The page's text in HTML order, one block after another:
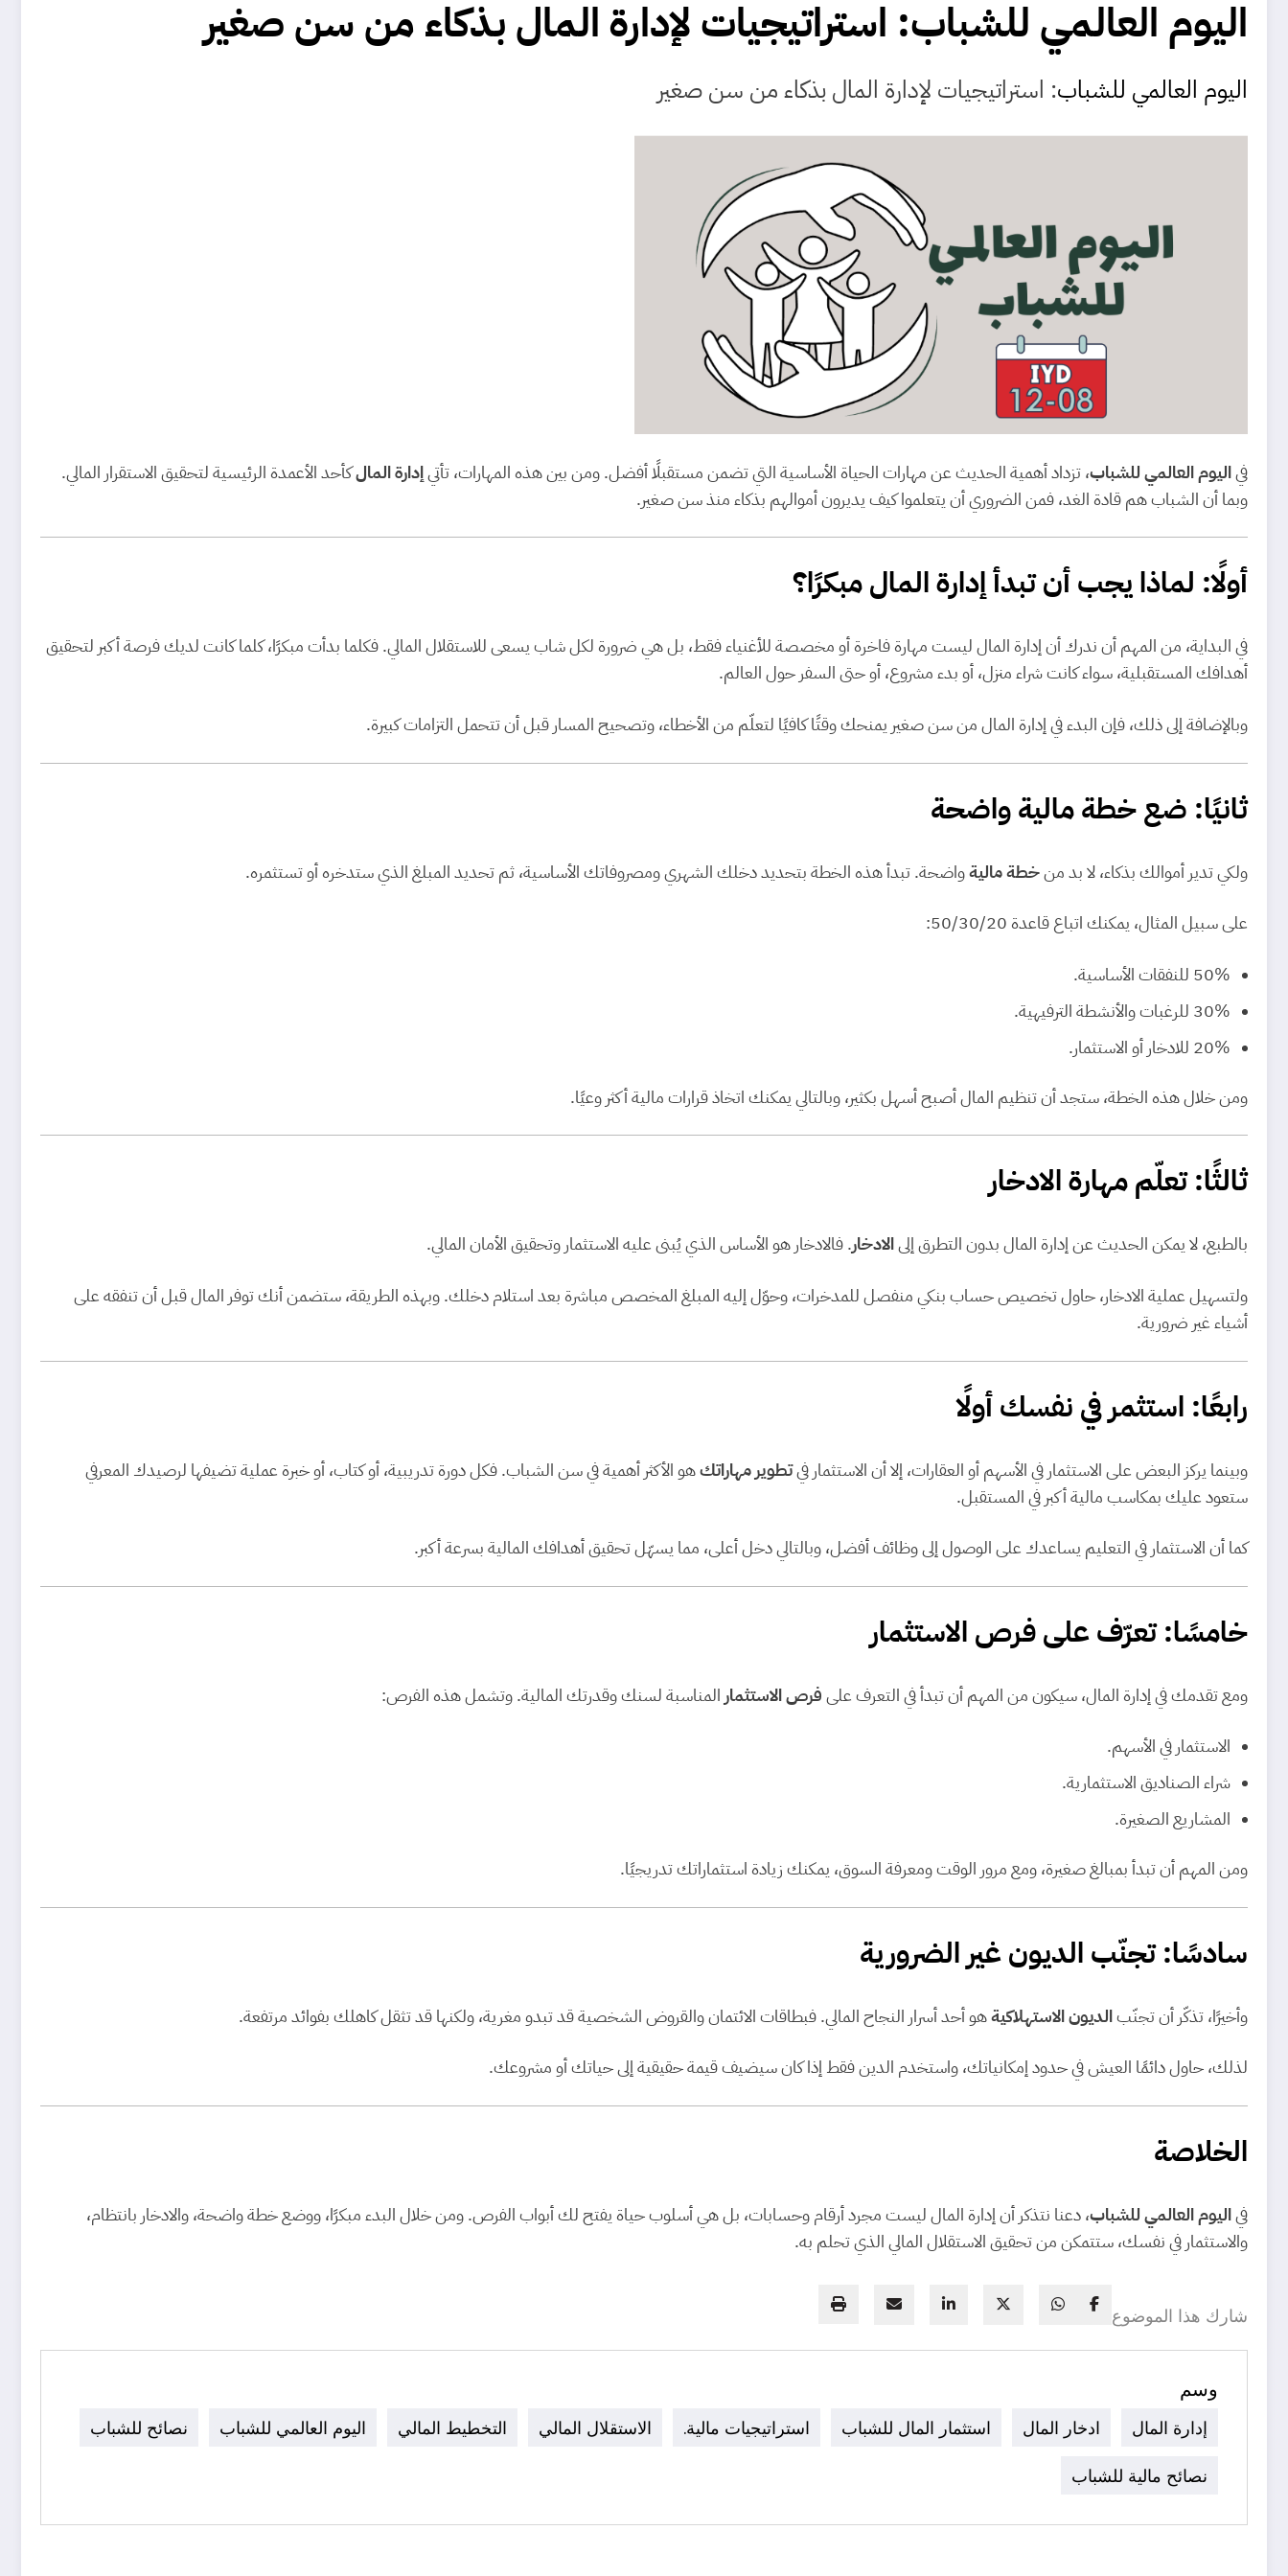
اليوم العالمي للشباب: استراتيجيات لإدارة المال بذكاء من سن صغير
اليوم العالمي للشباب: استراتيجيات لإدارة المال بذكاء من سن صغير
فياليوم العالمي للشباب، تزداد أهمية الحديث عن مهارات الحياة الأساسية التي تضمن مستقبلًا أفضل. ومن بين هذه المهارات، تأتيإدارة المالكأحد الأعمدة الرئيسية لتحقيق الاستقرار المالي.
وبما أن الشباب هم قادة الغد، فمن الضروري أن يتعلموا كيف يديرون أموالهم بذكاء منذ سن صغير.
أولًا: لماذا يجب أن تبدأ إدارة المال مبكرًا؟
في البداية، من المهم أن ندرك أن إدارة المال ليست مهارة فاخرة أو مخصصة للأغنياء فقط، بل هي ضرورة لكل شاب يسعى للاستقلال المالي. فكلما بدأت مبكرًا، كلما كانت لديك فرصة أكبر لتحقيق
أهدافك المستقبلية، سواء كانت شراء منزل، أو بدء مشروع، أو حتى السفر حول العالم.
وبالإضافة إلى ذلك، فإن البدء في إدارة المال من سن صغير يمنحك وقتًا كافيًا لتعلّم من الأخطاء، وتصحيح المسار قبل أن تتحمل التزامات كبيرة.
ثانيًا: ضع خطة مالية واضحة
ولكي تدير أموالك بذكاء، لا بد منخطة ماليةواضحة. تبدأ هذه الخطة بتحديد دخلك الشهري ومصروفاتك الأساسية، ثم تحديد المبلغ الذي ستدخره أو تستثمره.
على سبيل المثال، يمكنك اتباع قاعدة 50/30/20:
50% للنفقات الأساسية.
30% للرغبات والأنشطة الترفيهية.
20% للادخار أو الاستثمار.
ومن خلال هذه الخطة، ستجد أن تنظيم المال أصبح أسهل بكثير، وبالتالي يمكنك اتخاذ قرارات مالية أكثر وعيًا.
ثالثًا: تعلّم مهارة الادخار
بالطبع، لا يمكن الحديث عن إدارة المال بدون التطرق إلىالادخار. فالادخار هو الأساس الذي يُبنى عليه الاستثمار وتحقيق الأمان المالي.
ولتسهيل عملية الادخار، حاول تخصيص حساب بنكي منفصل للمدخرات، وحوّل إليه المبلغ المخصص مباشرة بعد استلام دخلك. وبهذه الطريقة، ستضمن أنك توفر المال قبل أن تنفقه على
أشياء غير ضرورية.
رابعًا: استثمر في نفسك أولًا
وبينما يركز البعض على الاستثمار في الأسهم أو العقارات، إلا أن الاستثمار فيتطوير مهاراتكهو الأكثر أهمية في سن الشباب. فكل دورة تدريبية، أو كتاب، أو خبرة عملية تضيفها لرصيدك المعرفي
ستعود عليك بمكاسب مالية أكبر في المستقبل.
كما أن الاستثمار في التعليم يساعدك على الوصول إلى وظائف أفضل، وبالتالي دخل أعلى، مما يسهّل تحقيق أهدافك المالية بسرعة أكبر.
خامسًا: تعرّف على فرص الاستثمار
ومع تقدمك في إدارة المال، سيكون من المهم أن تبدأ في التعرف علىفرص الاستثمار المناسبة لسنك وقدرتك المالية. وتشمل هذه الفرص:
الاستثمار في الأسهم.
شراء الصناديق الاستثمارية.
المشاريع الصغيرة.
ومن المهم أن تبدأ بمبالغ صغيرة، ومع مرور الوقت ومعرفة السوق، يمكنك زيادة استثماراتك تدريجيًا.
سادسًا: تجنّب الديون غير الضرورية
وأخيرًا، تذكّر أن تجنّبالديون الاستهلاكيةهو أحد أسرار النجاح المالي. فبطاقات الائتمان والقروض الشخصية قد تبدو مغرية، ولكنها قد تثقل كاهلك بفوائد مرتفعة.
لذلك، حاول دائمًا العيش في حدود إمكانياتك، واستخدم الدين فقط إذا كان سيضيف قيمة حقيقية إلى حياتك أو مشروعك.
الخلاصة
فياليوم العالمي للشباب، دعنا نتذكر أن إدارة المال ليست مجرد أرقام وحسابات، بل هي أسلوب حياة يفتح لك أبواب الفرص. ومن خلال البدء مبكرًا، ووضع خطة واضحة، والادخار بانتظام،
والاستثمار في نفسك، ستتمكن من تحقيق الاستقلال المالي الذي تحلم به.
شارك هذا الموضوع
وسم
إدارة المال ادخار المال استثمار المال للشباب استراتيجيات مالية. الاستقلال المالي التخطيط المالي اليوم العالمي للشباب
نصائح للشباب
نصائح مالية للشباب